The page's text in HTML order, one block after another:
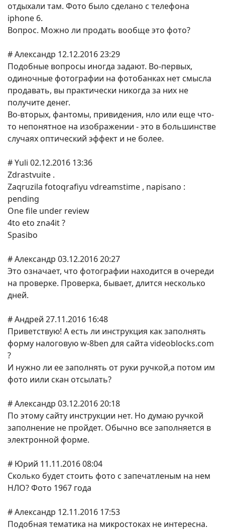
отдыхали там. Фото было сделано с телефона
iphone 6.
Вопрос. Можно ли продать вообще это фото?
# Александр 12.12.2016 23:29
Подобные вопросы иногда задают. Во-первых,
одиночные фотографии на фотобанках нет смысла
продавать, вы практически никогда за них не
получите денег.
Во-вторых, фантомы, привидения, нло или еще что-
то непонятное на изображении - это в большинстве
случаях оптический эффект и не более.
# Yuli 02.12.2016 13:36
Zdrastvuite .
Zaqruzila fotoqrafiyu vdreamstime , napisano :
pending
One file under review
4to eto zna4it ?
Spasibo
# Александр 03.12.2016 20:27
Это означает, что фотографии находится в очереди
на проверке. Проверка, бывает, длится несколько
дней.
# Андрей 27.11.2016 16:48
Приветствую! А есть ли инструкция как заполнять
форму налоговую w-8ben для сайта videoblocks.com
?
И нужно ли ее заполнять от руки ручкой,а потом им
фото иили скан отсылать?
# Александр 03.12.2016 20:18
По этому сайту инструкции нет. Но думаю ручкой
заполнение не пройдет. Обычно все заполняется в
электронной форме.
# Юрий 11.11.2016 08:04
Сколько будет стоить фото с запечатленым на нем
НЛО? Фото 1967 года
# Александр 12.11.2016 17:53
Подобная тематика на микростоках не интересна.